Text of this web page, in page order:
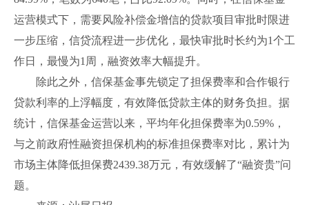
运营模式下，需要风险补偿金增信的贷款项目审批时限进
一步压缩，信贷流程进一步优化，最快审批时长约为1个工
作日，最慢为1周，融资效率大幅提升。
除此之外，信保基金事先锁定了担保费率和合作银行
贷款利率的上浮幅度，有效降低贷款主体的财务负担。据
统计，信保基金运营以来，平均年化担保费率为0.59%，
与之前政府性融资担保机构的标准担保费率对比，累计为
市场主体降低担保费2439.38万元，有效缓解了“融资贵”问
题。